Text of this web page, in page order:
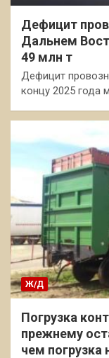
Дефицит
Дальнем
49 млн т
Дефицит
концу 2025 года
Ж/Д
Погрузка
прежнему
чем